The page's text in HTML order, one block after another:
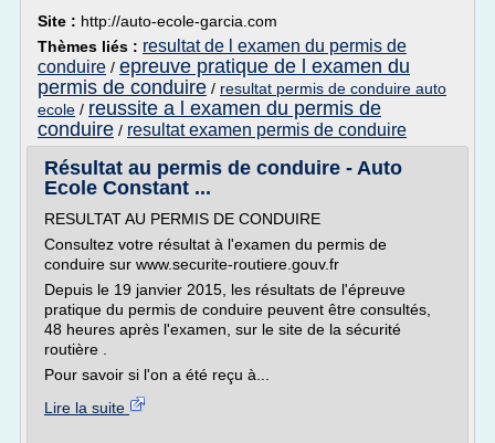
Site : http://auto-ecole-garcia.com
Thèmes liés : resultat de l examen du permis de
conduire / epreuve pratique de l examen du
permis de conduire / resultat permis de conduire auto
ecole / reussite a l examen du permis de
conduire / resultat examen permis de conduire
Résultat au permis de conduire - Auto
Ecole Constant ...
RESULTAT AU PERMIS DE CONDUIRE
Consultez votre résultat à l'examen du permis de
conduire sur www.securite-routiere.gouv.fr
Depuis le 19 janvier 2015, les résultats de l'épreuve
pratique du permis de conduire peuvent être consultés,
48 heures après l'examen, sur le site de la sécurité
routière .
Pour savoir si l'on a été reçu à...
Lire la suite